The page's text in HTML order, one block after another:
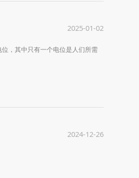
2025-01-02
，其中只有一个电位是人们所需
2024-12-26